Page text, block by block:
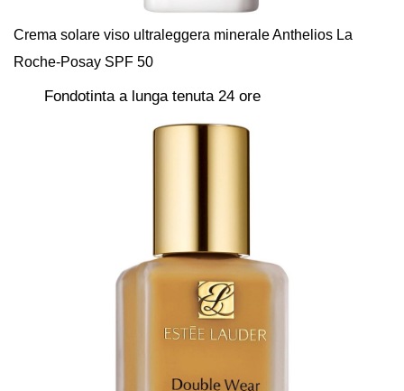
Crema solare viso ultraleggera minerale Anthelios La
Roche-Posay SPF 50
Fondotinta a lunga tenuta 24 ore